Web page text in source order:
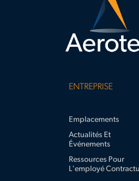
ENTREPRISE
Emplacements
Actualités Et
Événements
Ressources Pour
L'employé